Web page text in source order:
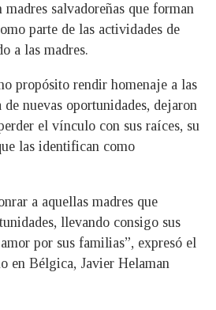
madres salvadoreñas que forman
parte de las actividades de
a las madres.
propósito rendir homenaje a las
de nuevas oportunidades, dejaron
el vínculo con sus raíces, su
las identifican como
a aquellas madres que
llevando consigo sus
por sus familias”, expresó el
en Bélgica, Javier Helaman